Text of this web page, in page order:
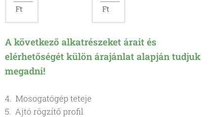
Ft
Ft
A következő alkatrészeket árait és
elérhetőségét külön árajánlat alapján tudjuk
megadni!
4. Mosogatógép teteje
5. Ajtó rögzítő profil